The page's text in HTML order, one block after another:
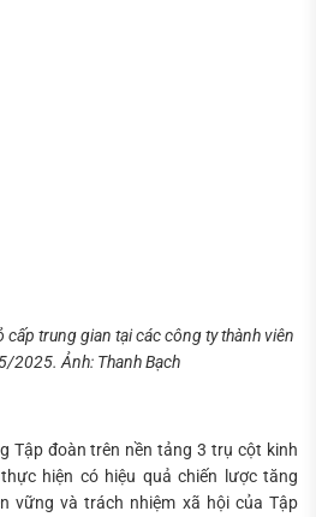
cấp trung gian tại các công ty thành viên
2025. Ảnh: Thanh Bạch
Tập đoàn trên nền tảng 3 trụ cột kinh
hiện có hiệu quả chiến lược tăng
vững và trách nhiệm xã hội của Tập